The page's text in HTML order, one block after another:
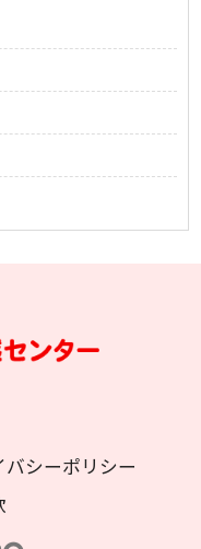
バシーポリシー